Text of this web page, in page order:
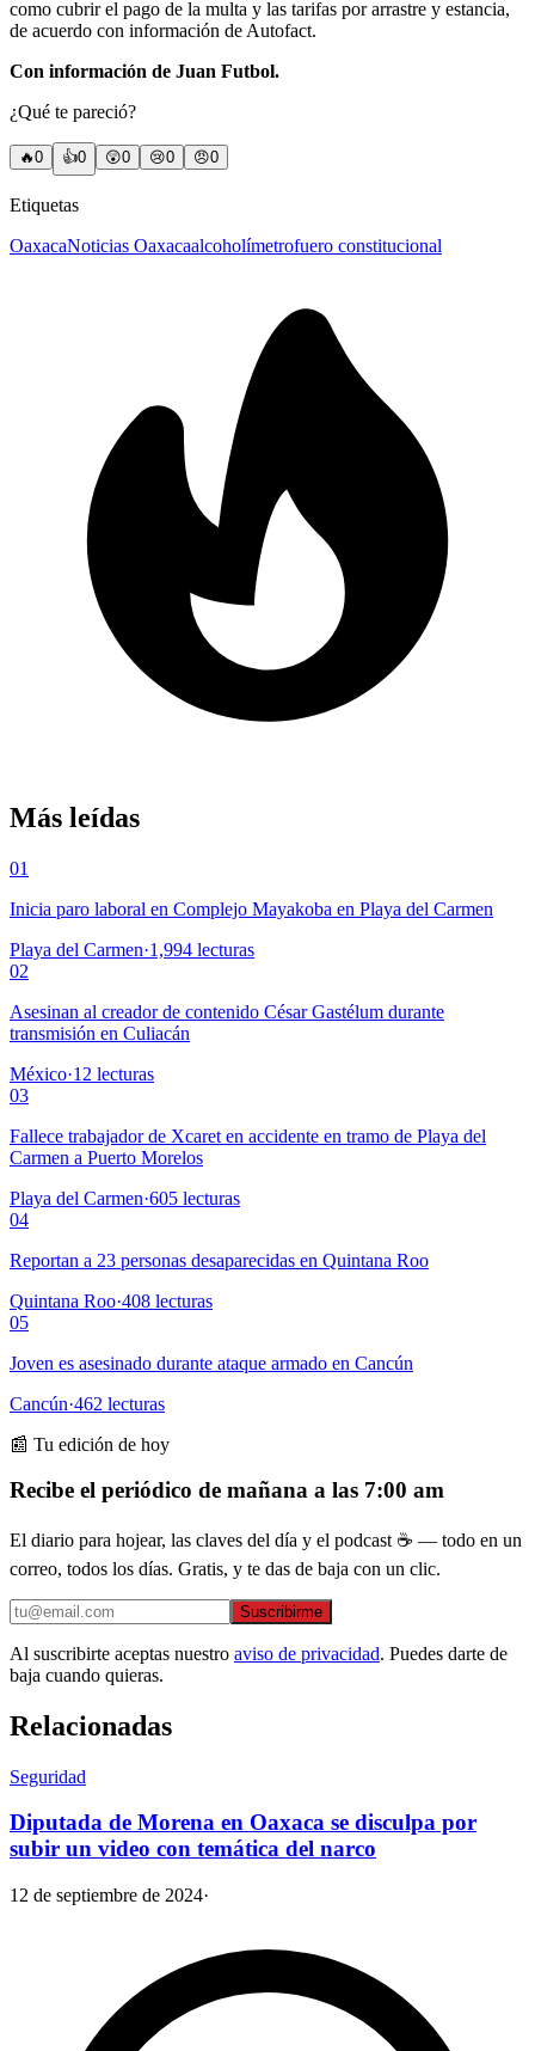
como cubrir el pago de la multa y las tarifas por arrastre y estancia,
de acuerdo con información de Autofact.
Con información de Juan Futbol.
¿Qué te pareció?
🔥0 👍0 😲0 😢0 😠0
Etiquetas
OaxacaNoticias Oaxacaalcoholímetrofuero constitucional
Más leídas
01
Inicia paro laboral en Complejo Mayakoba en Playa del Carmen
Playa del Carmen·1,994 lecturas
02
Asesinan al creador de contenido César Gastélum durante
transmisión en Culiacán
México·12 lecturas
03
Fallece trabajador de Xcaret en accidente en tramo de Playa del
Carmen a Puerto Morelos
Playa del Carmen·605 lecturas
04
Reportan a 23 personas desaparecidas en Quintana Roo
Quintana Roo·408 lecturas
05
Joven es asesinado durante ataque armado en Cancún
Cancún·462 lecturas
📰 Tu edición de hoy
Recibe el periódico de mañana a las 7:00 am
El diario para hojear, las claves del día y el podcast ☕ — todo en un
correo, todos los días. Gratis, y te das de baja con un clic.
Suscribirme
Al suscribirte aceptas nuestro aviso de privacidad. Puedes darte de
baja cuando quieras.
Relacionadas
Seguridad
Diputada de Morena en Oaxaca se disculpa por
subir un video con temática del narco
12 de septiembre de 2024·